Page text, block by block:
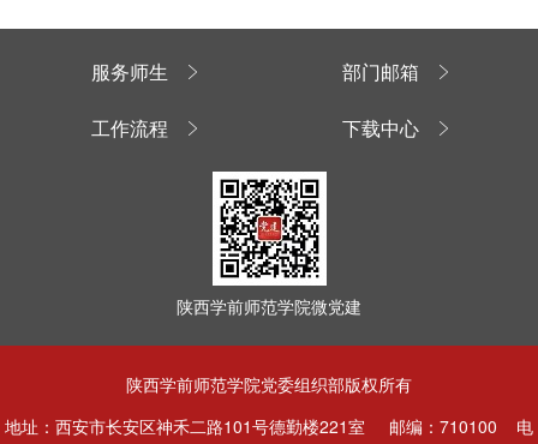
服务师生 部门邮箱
工作流程 下载中心
陕西学前师范学院微党建
陕西学前师范学院党委组织部版权所有
地址：西安市长安区神禾二路101号德勤楼221室 邮编：710100 电